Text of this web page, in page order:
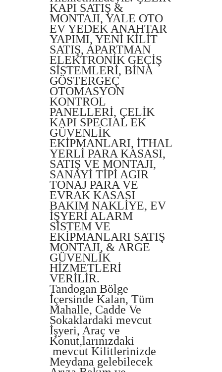
KAPI SATIŞ &
MONTAJI, YALE OTO
EV YEDEK ANAHTAR
YAPIMI, YENİ KİLİT
SATIŞ, APARTMAN
ELEKTRONİK GEÇİŞ
SİSTEMLERİ, BİNA
GÖSTERGEÇ
OTOMASYON
KONTROL
PANELLERİ, ÇELİK
KAPI SPECIAL EK
GÜVENLİK
EKİPMANLARI, İTHAL
YERLİ PARA KASASI,
SATIŞ VE MONTAJI,
SANAYİ TİPİ AGIR
TONAJ PARA VE
EVRAK KASASI
BAKIM NAKLİYE, EV
İŞYERİ ALARM
SİSTEM VE
EKİPMANLARI SATIŞ
MONTAJI, & ARGE
GÜVENLİK
HİZMETLERİ
VERİLİR.
Tandogan Bölge
İçersinde Kalan, Tüm
Mahalle, Cadde Ve
Sokaklardaki mevcut
İşyeri, Araç ve
Konut,larınızdaki
mevcut Kilitlerinizde
Meydana gelebilecek